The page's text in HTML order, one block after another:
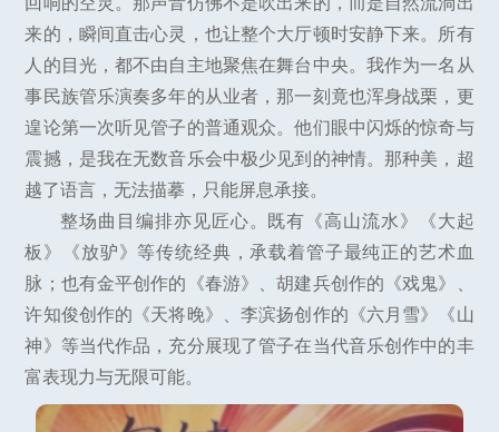
来的，瞬间直击心灵，也让整个大厅顿时安静下来。所有
人的目光，都不由自主地聚焦在舞台中央。我作为一名从
事民族管乐演奏多年的从业者，那一刻竟也浑身战栗，更
遑论第一次听见管子的普通观众。他们眼中闪烁的惊奇与
震撼，是我在无数音乐会中极少见到的神情。那种美，超
越了语言，无法描摹，只能屏息承接。
整场曲目编排亦见匠心。既有《高山流水》《大起
板》《放驴》等传统经典，承载着管子最纯正的艺术血
脉；也有金平创作的《春游》、胡建兵创作的《戏鬼》、
许知俊创作的《天将晚》、李滨扬创作的《六月雪》《山
神》等当代作品，充分展现了管子在当代音乐创作中的丰
富表现力与无限可能。